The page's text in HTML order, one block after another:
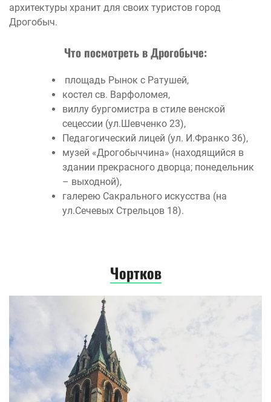
архитектуры хранит для своих туристов город
Дрогобыч.
Что посмотреть в Дрогобыче:
площадь Рынок с Ратушей,
костел св. Варфоломея,
виллу бургомистра в стиле венской
сецессии (ул.Шевченко 23),
Педагогический лицей (ул. И.Франко 36),
музей «Дрогобыччина» (находящийся в
здании прекрасного дворца; понедельник
– выходной),
галерею Сакрального искусства (на
ул.Сечевых Стрельцов 18).
Чортков